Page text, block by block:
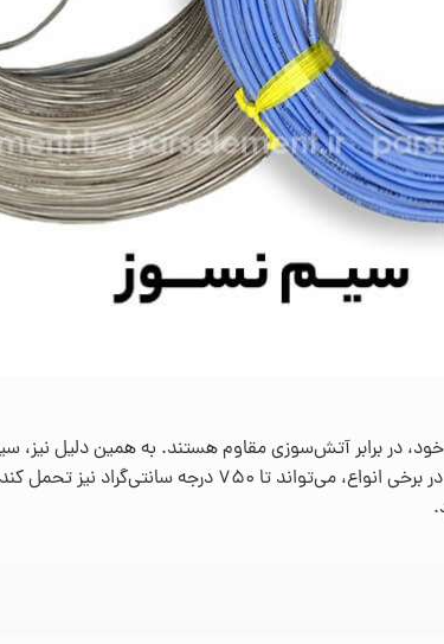
خود، در برابر آتش‌سوزی مقاوم هستند. به همین دلیل
حیاتی در حفظ ایمنی و عملکرد سیستم‌ها در مواقع اضطراری